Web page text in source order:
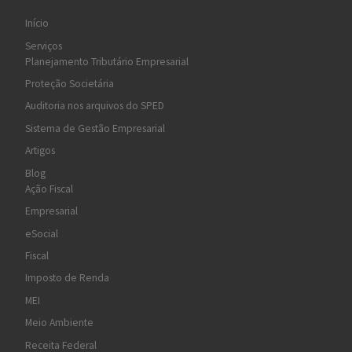
Início
Serviços
Planejamento Tributário Empresarial
Proteção Societária
Auditoria nos arquivos do SPED
Sistema de Gestão Empresarial
Artigos
Blog
Ação Fiscal
Empresarial
eSocial
Fiscal
Imposto de Renda
MEI
Meio Ambiente
Receita Federal